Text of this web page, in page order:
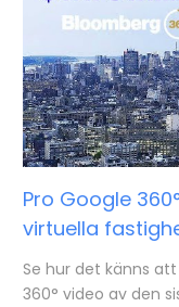
Pro Google
virtuella
Se hur det känns
360° video av den